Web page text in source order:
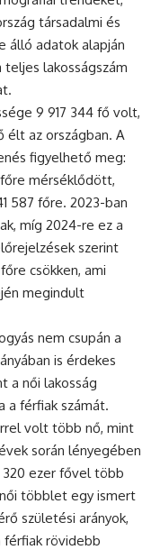
társadalmi és
álló adatok alapján
lakosságszám
9 917 344 fő volt,
élt az országban. A
figyelhető meg:
mérséklődött,
587 főre. 2023-ban
míg 2024-re ez a
szerint
csökken, ami
megindult
nem csupán a
is érdekes
a női lakosság
a férfiak számát.
volt több nő, mint
során lényegében
ezer fővel több
többlet egy ismert
születési arányok,
rövidebb